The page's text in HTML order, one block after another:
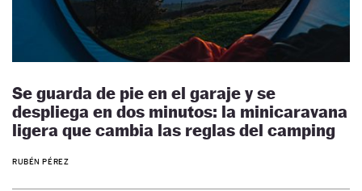
Se guarda de pie en el garaje y se
despliega en dos minutos: la minicaravana
ligera que cambia las reglas del camping
RUBÉN PÉREZ